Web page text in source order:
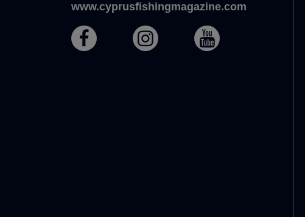
www.cyprusfishingmagazine.com